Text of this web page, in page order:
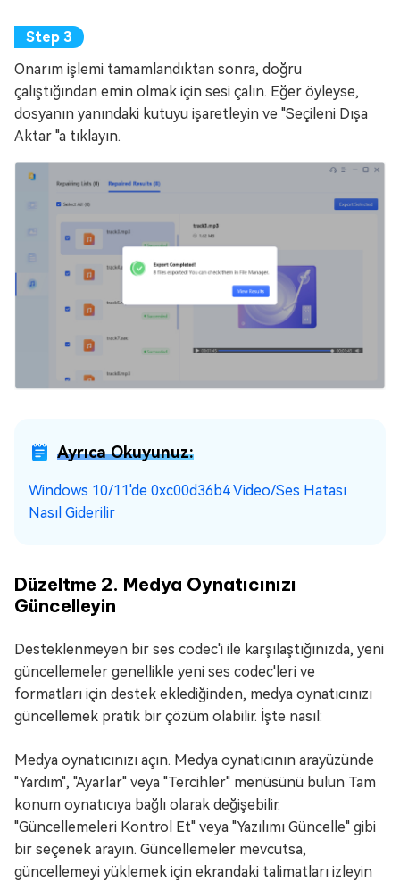
Onarım işlemi tamamlandıktan sonra, doğru
çalıştığından emin olmak için sesi çalın. Eğer öyleyse,
dosyanın yanındaki kutuyu işaretleyin ve "Seçileni Dışa
Aktar "a tıklayın.
Ayrıca Okuyunuz:
Windows 10/11'de 0xc00d36b4 Video/Ses Hatası
Nasıl Giderilir
Düzeltme 2. Medya Oynatıcınızı
Güncelleyin
Desteklenmeyen bir ses codec'i ile karşılaştığınızda, yeni
güncellemeler genellikle yeni ses codec'leri ve
formatları için destek eklediğinden, medya oynatıcınızı
güncellemek pratik bir çözüm olabilir. İşte nasıl:
Medya oynatıcınızı açın. Medya oynatıcının arayüzünde
"Yardım", "Ayarlar" veya "Tercihler" menüsünü bulun Tam
konum oynatıcıya bağlı olarak değişebilir.
"Güncellemeleri Kontrol Et" veya "Yazılımı Güncelle" gibi
bir seçenek arayın. Güncellemeler mevcutsa,
güncellemeyi yüklemek için ekrandaki talimatları izleyin